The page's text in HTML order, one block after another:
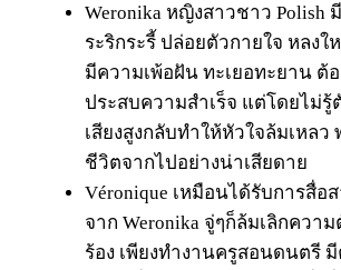
Weronika หญิงสาวชาว Polish
ระริกระรี้ ปล่อยตัวกายใจ หลงใ
มีความเพ้อฝัน ทะเยอทะยาน ต้อ
ประสบความสำเร็จ แต่โดยไม่รู้
เสียงสูงกลับทำให้หัวใจล้มเหลว
ชีวิตจากไปอย่างน่าเสียดาย
Véronique เหมือนได้รับการสื่อ
จาก Weronika จู่ๆก็ล้มเลิกควา
ร้อง เพียงทำงานครูสอนดนตรี